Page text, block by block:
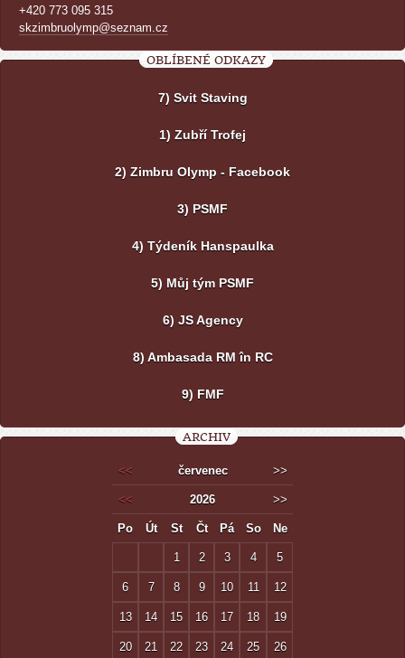
+420 773 095 315
skzimbruolymp@seznam.cz
OBLÍBENÉ ODKAZY
7) Svit Staving
1) Zubří Trofej
2) Zimbru Olymp - Facebook
3) PSMF
4) Týdeník Hanspaulka
5) Můj tým PSMF
6) JS Agency
8) Ambasada RM în RC
9) FMF
ARCHIV
<< červenec >>
<< 2026 >>
Po Út St Čt Pá So Ne
1 2 3 4 5
6 7 8 9 10 11 12
13 14 15 16 17 18 19
20 21 22 23 24 25 26